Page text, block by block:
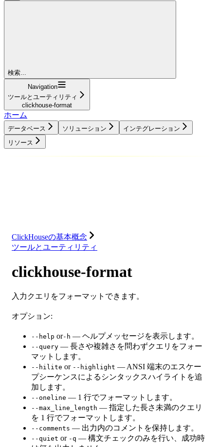
検索...
Navigation
ツールとユーティリティ
clickhouse-format
ホーム
データベース ソリューション
インテグレーション
リソース
ClickHouseの基本概念
ツールとユーティリティ
clickhouse-format
入力クエリをフォーマットできます。
オプション:
--help or-h — ヘルプメッセージを表示します。
--query — 長さや複雑さを問わずクエリをフォー
マットします。
--hilite or --highlight — ANSI 端末のエスケー
プシーケンスによるシンタックスハイライトを追
加します。
--oneline — 1 行でフォーマットします。
--max_line_length — 指定した長さ未満のクエリ
を 1 行でフォーマットします。
--comments — 出力内のコメントを保持します。
--quiet or -q — 構文チェックのみを行い、成功時